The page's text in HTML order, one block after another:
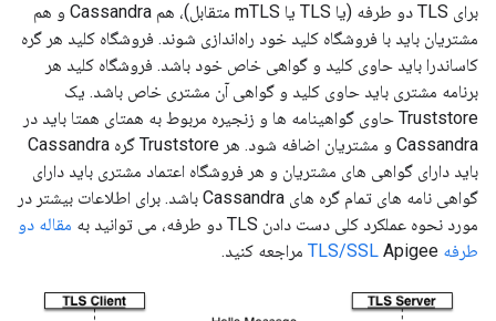
برای TLS دو طرفه (یا TLS یا mTLS متقابل)، هم Cassandra و هم
مشتریان باید با فروشگاه کلید خود راه‌اندازی شوند. فروشگاه کلید هر گره
کاساندرا باید حاوی کلید و گواهی خاص خود باشد. فروشگاه کلید هر
برنامه مشتری باید حاوی کلید و گواهی آن مشتری خاص باشد. یک
Truststore حاوی گواهینامه ها و زنجیره مربوط به همتای همتا باید در
Cassandra و مشتریان اضافه شود. هر Truststore گره Cassandra
باید دارای گواهی های مشتریان و هر فروشگاه اعتماد مشتری باید دارای
گواهی نامه های تمام گره های Cassandra باشد. برای اطلاعات بیشتر در
مورد نحوه عملکرد کلی دست دادن TLS دو طرفه، می توانید به
مقاله دو
طرفه TLS/SSL Apigee مراجعه کنید.